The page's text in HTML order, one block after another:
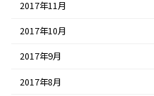
2017年11月
2017年10月
2017年9月
2017年8月